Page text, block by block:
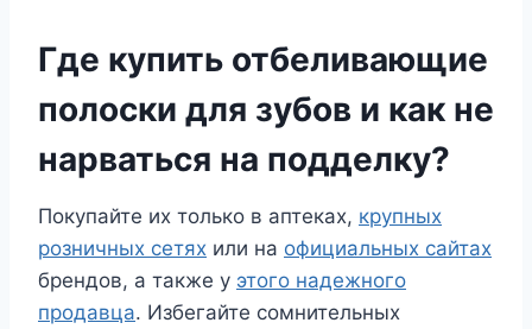
Где купить отбеливающие
полоски для зубов и как не
нарваться на подделку?
Покупайте их только в аптеках, крупных
розничных сетях или на официальных сайтах
брендов, а также у этого надежного
продавца. Избегайте сомнительных